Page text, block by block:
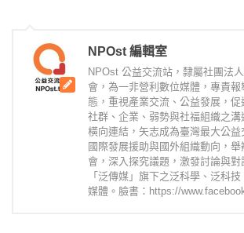
NPOst 編輯室
NPOst 公益交流站，隸屬社團法
會，為一非營利數位媒體，專責報
態，重視產業交流、公益發展，促
社群、企業、弱勢與社福組織之
橫向連結，矢志成為臺灣最大公
國際發展援助與國外組織動向，
會，深入探究議題，激發討論與對
「泛傳媒」旗下之泛科學、泛科
媒體。臉書：https://